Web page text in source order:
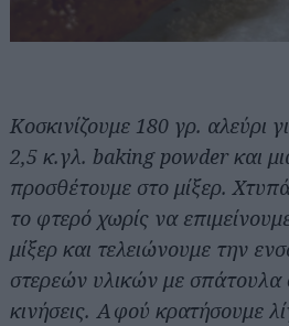
Κοσκινίζουμε 180 γρ. αλεύρι
2,5 κ.γλ. baking powder και
προσθέτουμε στο μίξερ.
το φτερό χωρίς να
μίξερ και τελειώνουμε την
στερεών υλικών με σπάτουλα
κινήσεις. Αφού κρατήσουμε